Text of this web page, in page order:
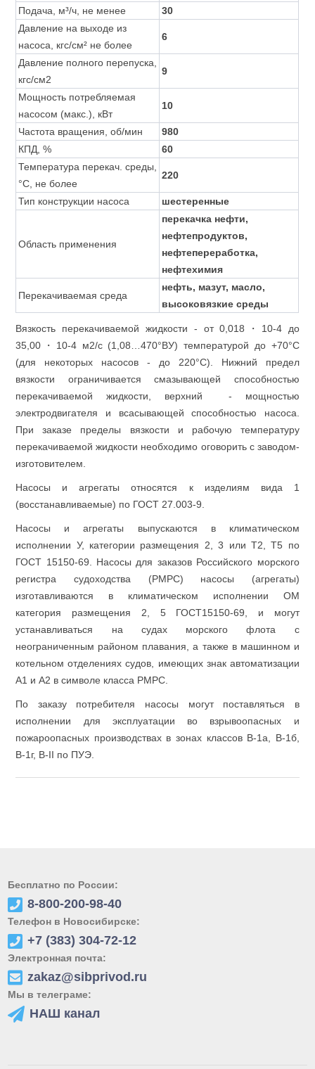
Подача, м³/ч, не менее
30
Давление на выходе из
насоса, кгс/см² не более
6
Давление полного перепуска,
кгс/см2
9
Мощность потребляемая
насосом (макс.), кВт
10
Частота вращения, об/мин
980
КПД, %
60
Температура перекач. среды,
°С, не более
220
Тип конструкции насоса шестеренные
Область применения
перекачка нефти,
нефтепродуктов,
нефтепереработка,
нефтехимия
Перекачиваемая среда
нефть, мазут, масло,
высоковязкие среды
Вязкость перекачиваемой жидкости - от 0,018・10-4 до
35,00・10-4 м2/с (1,08…470°ВУ) температурой до +70°С
(для некоторых насосов - до 220°С). Нижний предел
вязкости ограничивается смазывающей способностью
перекачиваемой жидкости, верхний - мощностью
электродвигателя и всасывающей способностью насоса.
При заказе пределы вязкости и рабочую температуру
перекачиваемой жидкости необходимо оговорить с заводом-
изготовителем.
Насосы и агрегаты относятся к изделиям вида 1
(восстанавливаемые) по ГОСТ 27.003-9.
Насосы и агрегаты выпускаются в климатическом
исполнении У, категории размещения 2, 3 или Т2, Т5 по
ГОСТ 15150-69. Насосы для заказов Российского морского
регистра судоходства (РМРС) насосы (агрегаты)
изготавливаются в климатическом исполнении ОМ
категория размещения 2, 5 ГОСТ15150-69, и могут
устанавливаться на судах морского флота с
неограниченным районом плавания, а также в машинном и
котельном отделениях судов, имеющих знак автоматизации
А1 и А2 в символе класса РМРС.
По заказу потребителя насосы могут поставляться в
исполнении для эксплуатации во взрывоопасных и
пожароопасных производствах в зонах классов В-1а, В-1б,
В-1г, В-II по ПУЭ.
Бесплатно по России:
8-800-200-98-40
Телефон в Новосибирске:
+7 (383) 304-72-12
Электронная почта:
zakaz@sibprivod.ru
Мы в телеграме:
НАШ канал